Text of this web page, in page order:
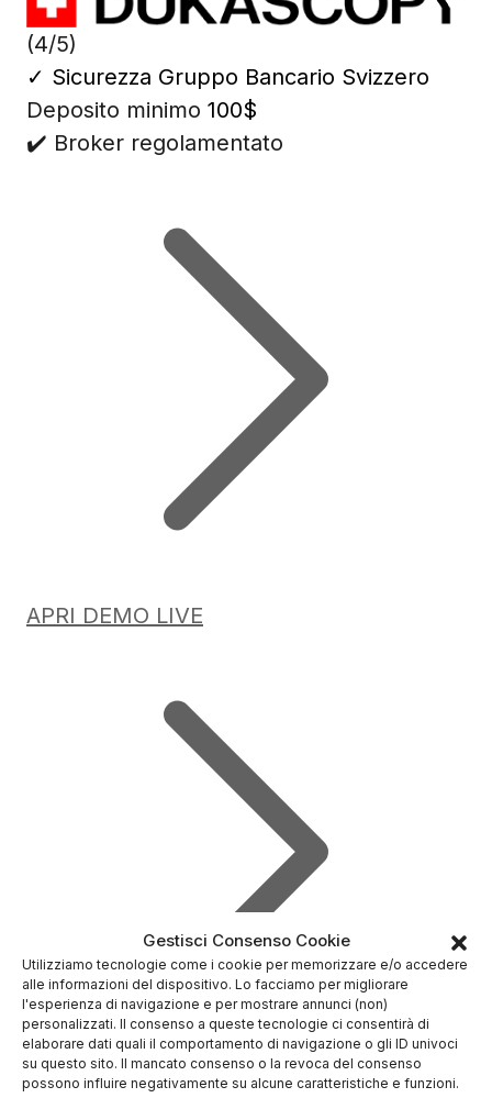
Gestisci Consenso Cookie
Utilizziamo tecnologie come i cookie per memorizzare e/o accedere
alle informazioni del dispositivo. Lo facciamo per migliorare
l'esperienza di navigazione e per mostrare annunci (non)
personalizzati. Il consenso a queste tecnologie ci consentirà di
elaborare dati quali il comportamento di navigazione o gli ID univoci
su questo sito. Il mancato consenso o la revoca del consenso
possono influire negativamente su alcune caratteristiche e funzioni.
(4/5)
✓ Sicurezza Gruppo Bancario Svizzero
Deposito minimo 100$
✔️ Broker regolamentato
APRI DEMO LIVE
Recensioni